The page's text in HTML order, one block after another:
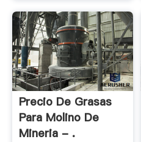
Precio De Grasas
Para Molino De
Mineria - .